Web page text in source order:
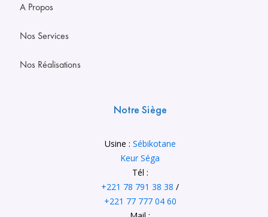
A Propos
Nos Services
Nos Réalisations
Notre Siège
Usine : Sébikotane
Keur Séga
Tél :
+221 78 791 38 38 /
+221 77 777 04 60